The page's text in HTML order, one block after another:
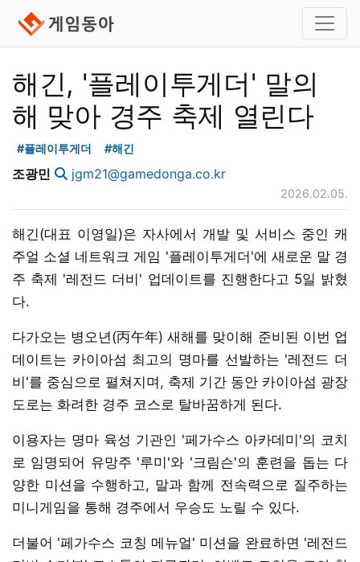
해긴, '플레이투게더' 말의
해 맞아 경주 축제 열린다
#플레이투게더 #해긴
조광민 jgm21@gamedonga.co.kr
2026.02.05.
해긴(대표 이영일)은 자사에서 개발 및 서비스 중인 캐
주얼 소셜 네트워크 게임 '플레이투게더'에 새로운 말 경
주 축제 '레전드 더비' 업데이트를 진행한다고 5일 밝혔
다.
다가오는 병오년(丙午年) 새해를 맞이해 준비된 이번 업
데이트는 카이아섬 최고의 명마를 선발하는 '레전드 더
비'를 중심으로 펼쳐지며, 축제 기간 동안 카이아섬 광장
도로는 화려한 경주 코스로 탈바꿈하게 된다.
이용자는 명마 육성 기관인 '페가수스 아카데미'의 코치
로 임명되어 유망주 '루미'와 '크림슨'의 훈련을 돕는 다
양한 미션을 수행하고, 말과 함께 전속력으로 질주하는
미니게임을 통해 경주에서 우승도 노릴 수 있다.
더불어 '페가수스 코칭 메뉴얼' 미션을 완료하면 '레전드